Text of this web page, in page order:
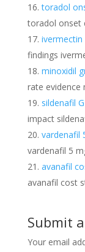
toradol
toradol onset
ivermectin
findings
minoxidil
rate evidence
sildenafil
impact
vardenafil
vardenafil 5
avanafil
avanafil cost
Submit
Your email